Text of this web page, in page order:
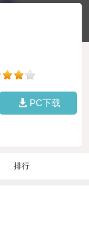
PC下载
排行